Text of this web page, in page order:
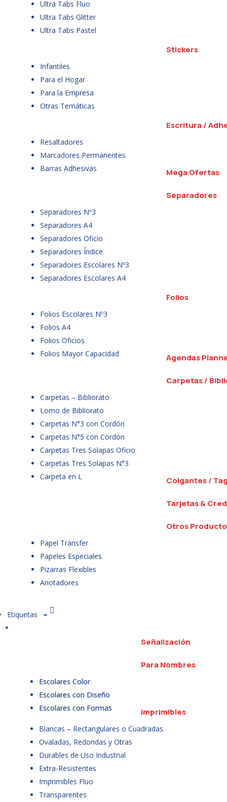
Ultra Tabs Fluo
Ultra Tabs Glitter
Ultra Tabs Pastel
Stickers
Infantiles
Para el Hogar
Para la Empresa
Otras Temáticas
Escritura /
Resaltadores
Marcadores Permanentes
Barras Adhesivas
Mega Ofertas
Separadores
Separadores Nº3
Separadores A4
Separadores Oficio
Separadores Índice
Separadores Escolares Nº3
Separadores Escolares A4
Folios
Folios Escolares Nº3
Folios A4
Folios Oficios
Folios Mayor Capacidad
Agendas
Carpetas /
Carpetas – Bibliorato
Lomo de Bibliorato
Carpetas N°3 con Cordón
Carpetas N°5 con Cordón
Carpetas Tres Solapas Oficio
Carpetas Tres Solapas N°3
Carpeta en L
Colgantes /
Tarjetas &
Otros
Papel Transfer
Papeles Especiales
Pizarras Flexibles
Anotadores
Etiquetas
Señalización
Para Nombres
Escolares Color
Escolares con Diseño
Escolares con Formas
Imprimibles
Blancas – Rectangulares o Cuadradas
Ovaladas, Redondas y Otras
Durables de Uso Industrial
Extra-Resistentes
Imprimibles Fluo
Transparentes